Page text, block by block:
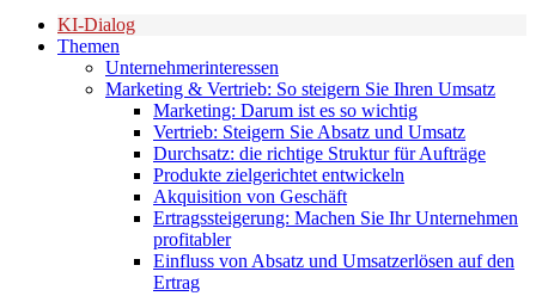
KI-Dialog
Themen
Unternehmerinteressen
Marketing & Vertrieb: So steigern Sie Ihren Umsatz
Marketing: Darum ist es so wichtig
Vertrieb: Steigern Sie Absatz und Umsatz
Durchsatz: die richtige Struktur für Aufträge
Produkte zielgerichtet entwickeln
Akquisition von Geschäft
Ertragssteigerung: Machen Sie Ihr Unternehmen
profitabler
Einfluss von Absatz und Umsatzerlösen auf den
Ertrag